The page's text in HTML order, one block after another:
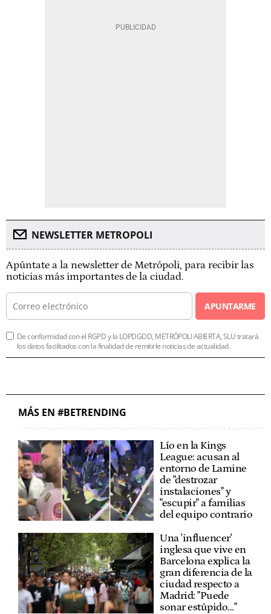
NEWSLETTER METROPOLI
Apúntate a la newsletter de Metrópoli, para recibir las
noticias más importantes de la ciudad.
APUNTARME
De conformidad con el RGPD y la LOPDGDD, METRÓPOLI ABIERTA, SLU tratará
los datos facilitados con la finalidad de remitirle noticias de actualidad.
MÁS EN #BETRENDING
Lío en la Kings
League: acusan al
entorno de Lamine
de "destrozar
instalaciones" y
"escupir" a familias
del equipo contrario
Una 'influencer'
inglesa que vive en
Barcelona explica la
gran diferencia de la
ciudad respecto a
Madrid: "Puede
sonar estúpido..."